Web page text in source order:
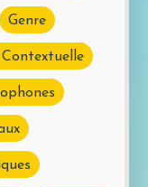
Genre